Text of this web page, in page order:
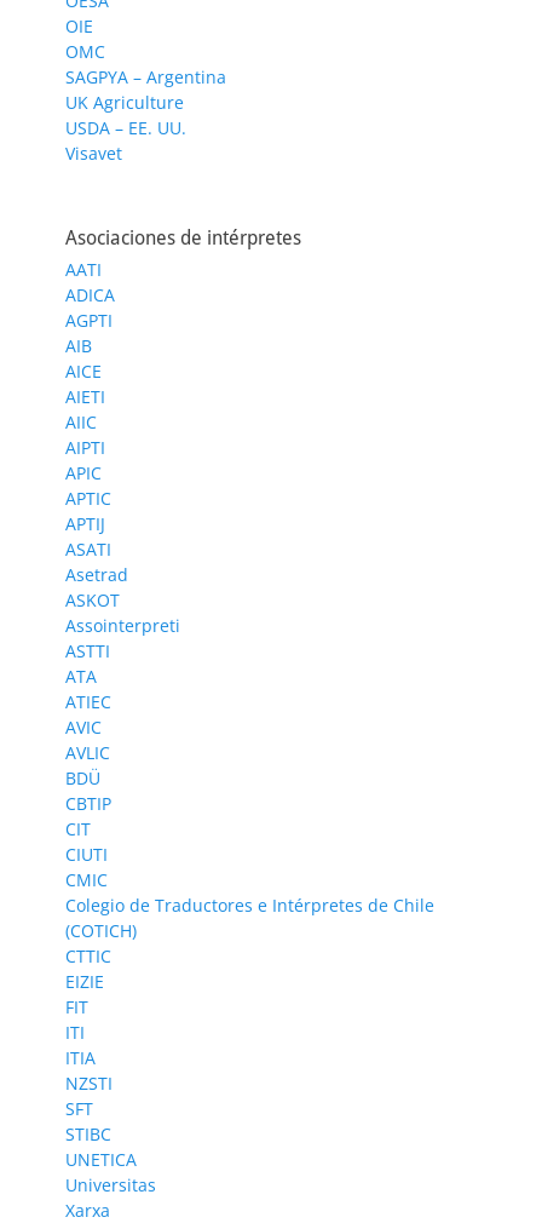
OIE
OMC
SAGPYA – Argentina
UK Agriculture
USDA – EE. UU.
Visavet
Asociaciones de intérpretes
AATI
ADICA
AGPTI
AIB
AICE
AIETI
AIIC
AIPTI
APIC
APTIC
APTIJ
ASATI
Asetrad
ASKOT
Assointerpreti
ASTTI
ATA
ATIEC
AVIC
AVLIC
BDÜ
CBTIP
CIT
CIUTI
CMIC
Colegio de Traductores e Intérpretes de Chile
(COTICH)
CTTIC
EIZIE
FIT
ITI
ITIA
NZSTI
SFT
STIBC
UNETICA
Universitas
Xarxa